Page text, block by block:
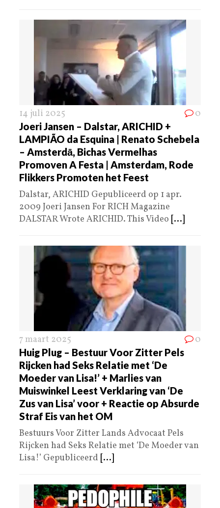
14 juli 2025 0
Joeri Jansen – Dalstar, ARICHID +
LAMPIÃO da Esquina | Renato Schebela
– Amsterdā, Bichas Vermelhas
Promoven A Festa | Amsterdam, Rode
Flikkers Promoten het Feest
Dalstar, ARICHID Gepubliceerd op 1 apr.
2009 Joeri Jansen For RICH Magazine
DALSTAR Wrote ARICHID. This Video [...]
7 maart 2025 0
Huig Plug – Bestuur Voor Zitter Pels
Rijcken had Seks Relatie met ‘De
Moeder van Lisa!’ + Marlies van
Muiswinkel Leest Verklaring van ‘De
Zus van Lisa’ voor + Reactie op Absurde
Straf Eis van het OM
Bestuurs Voor Zitter Lands Advocaat Pels
Rijcken had Seks Relatie met ‘De Moeder van
Lisa!’ Gepubliceerd [...]